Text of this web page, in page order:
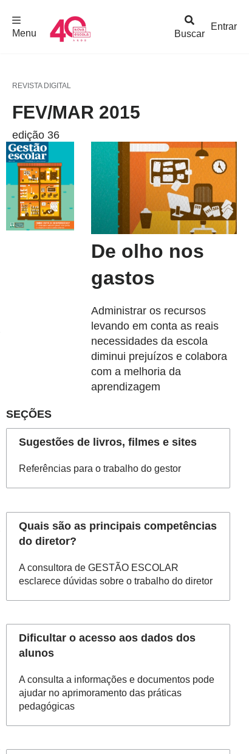
Buscar
Menu
Entrar
REVISTA DIGITAL
FEV/MAR 2015
edição 36
De olho nos
gastos
Administrar os recursos
levando em conta as reais
necessidades da escola
diminui prejuízos e colabora
com a melhoria da
aprendizagem
SEÇÕES
Sugestões de livros, filmes e sites
Referências para o trabalho do gestor
Quais são as principais competências
do diretor?
A consultora de GESTÃO ESCOLAR
esclarece dúvidas sobre o trabalho do diretor
Dificultar o acesso aos dados dos
alunos
A consulta a informações e documentos pode
ajudar no aprimoramento das práticas
pedagógicas